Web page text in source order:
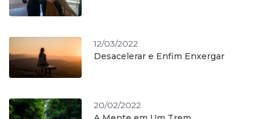
12/03/2022
Desacelerar e Enfim Enxergar
20/02/2022